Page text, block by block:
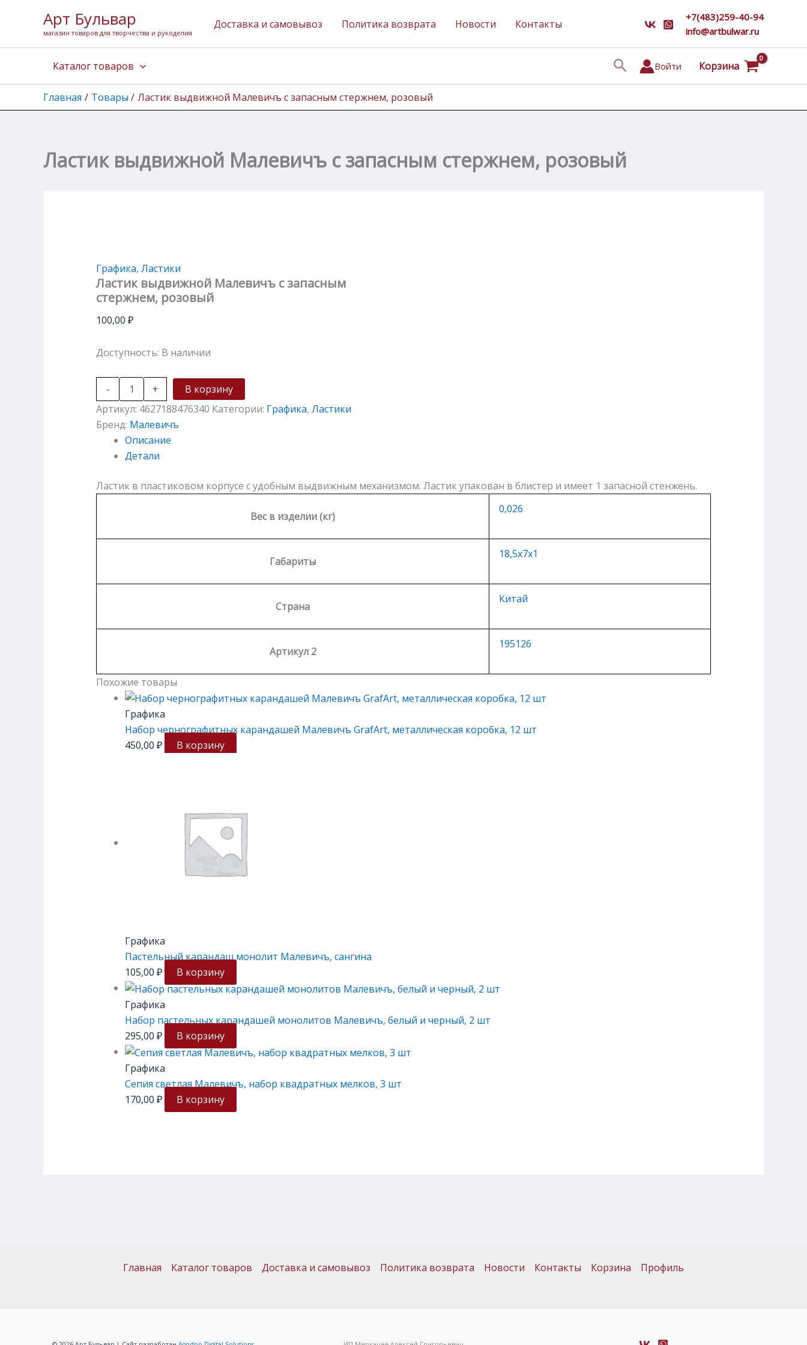
содержимому
Арт Бульвар
магазин товаров для творчества и рукоделия
Доставка и самовывоз Политика возврата Новости Контакты
+7(483)259-40-94
info@artbulwar.ru
Каталог товаров ПоискВойти Корзина
Главная Товары Ластик выдвижной Малевичъ с запасным стержнем, розовый
Ластик выдвижной Малевичъ с запасным стержнем, розовый
Графика, Ластики
Ластик выдвижной Малевичъ с запасным
стержнем, розовый
100,00 ₽
Доступность: В наличии
-
товара
Ластик
выдвижной
с
розовый
+
В корзину
Артикул: 4627188476340 Категории: Графика, Ластики
Бренд: Малевичъ
Описание
Детали
Ластик в пластиковом корпусе с удобным выдвижным механизмом. Ластик упакован в блистер и имеет 1 запасной стенжень.
Вес в изделии (кг)
0,026
Габариты
18,5х7х1
Страна
Китай
Артикул 2
195126
Похожие товары
Графика
Набор чернографитных карандашей Малевичъ GrafArt, металлическая коробка, 12 шт
450,00 ₽ В корзину
Графика
Пастельный карандаш монолит Малевичъ, сангина
105,00 ₽ В корзину
Графика
Набор пастельных карандашей монолитов Малевичъ, белый и черный, 2 шт
295,00 ₽ В корзину
Графика
Сепия светлая Малевичъ, набор квадратных мелков, 3 шт
170,00 ₽ В корзину
Главная Каталог товаров Доставка и самовывоз Политика возврата Новости Контакты Корзина Профиль